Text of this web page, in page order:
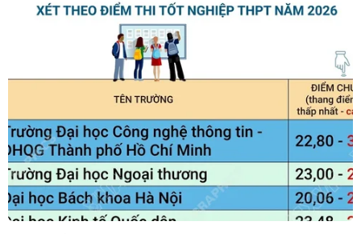
Đây là nhận định của các chuyên gia tại Hội
thảo “Tìm kiếm thị trường mới dưới tác động
của COVID 19” do Trung tâm Xúc tiến Thương
mại và Đầu tư Thành phố Hồ Chí Minh (ITPC)
phối hợp cùng Trung tâm Halal Việt Nam (VHC)
tổ chức ngày 28/4 thông qua hình thức phòng
họp trực tuyến.
Bà Cao Thị Phi Vân, Phó Giám đốc ITPC, cho biết
trong thập kỷ trước (2010-2019) nền kinh tế
toàn cầu nói chung và kinh tế Việt Nam nói